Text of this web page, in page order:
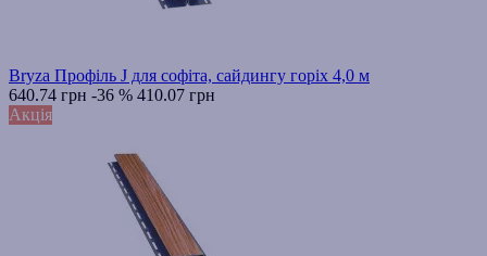
Bryza Профіль J для софіта, сайдингу горіх 4,0 м
640.74 грн -36 % 410.07 грн
Акція